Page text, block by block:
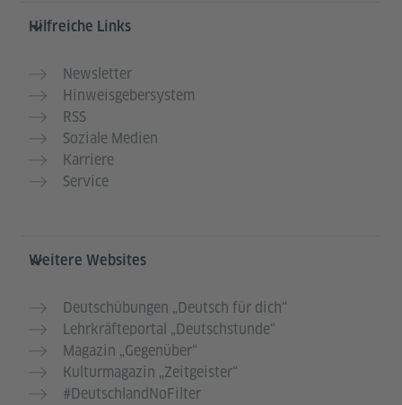
Hilfreiche Links
Newsletter
Hinweisgebersystem
RSS
Soziale Medien
Karriere
Service
Weitere Websites
Deutschübungen „Deutsch für dich“
Lehrkräfteportal „Deutschstunde“
Magazin „Gegenüber“
Kulturmagazin „Zeitgeister“
#DeutschlandNoFilter